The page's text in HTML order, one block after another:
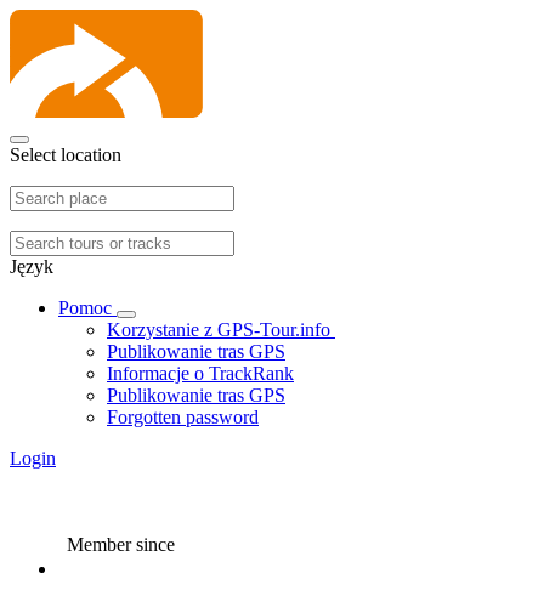
Select location
Język
Pomoc
Korzystanie z GPS-Tour.info
Publikowanie tras GPS
Informacje o TrackRank
Publikowanie tras GPS
Forgotten password
Login
Member since